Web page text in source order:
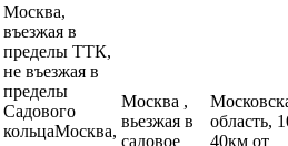
Москва,
въезжая в
пределы ТТК,
не въезжая в
пределы
Садового
кольцаМосква,
Москва ,
вьезжая в
садовое
область,
40км от